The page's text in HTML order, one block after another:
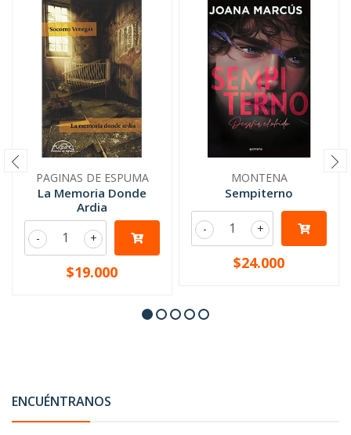
PAGINAS DE ESPUMA
La Memoria Donde
Ardia
+
-
$19.000
MONTENA
Sempiterno
+
-
$24.000
ENCUÉNTRANOS